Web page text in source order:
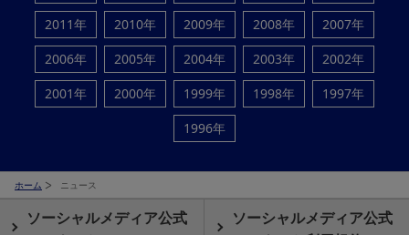
2011年
2010年 2009年 2008年
2007年
2006年
2005年 2004年 2003年
2002年
2001年
2000年 1999年 1998年
1997年
1996年
ホーム ニュース
ソーシャルメディア公式
ソーシャルメディア公式